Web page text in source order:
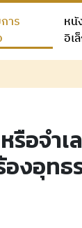
าร
หนั
อิเ
รือจำเ
องอุท